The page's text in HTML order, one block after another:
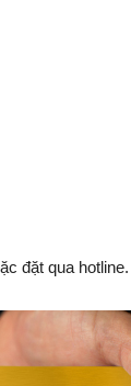
đặt qua hotline.